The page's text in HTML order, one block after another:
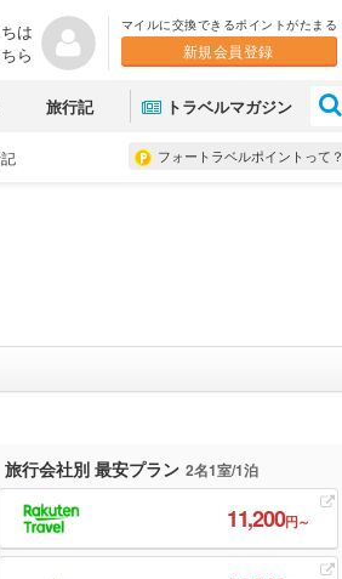
は
ら
マイルに交換できるポイントがたまる
新規会員登録
旅行記 トラベルマガジン
フォートラベルポイントって？
旅行会社別 最安プラン 2名1室/1泊
11,200円～